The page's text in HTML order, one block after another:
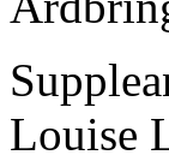
Louise